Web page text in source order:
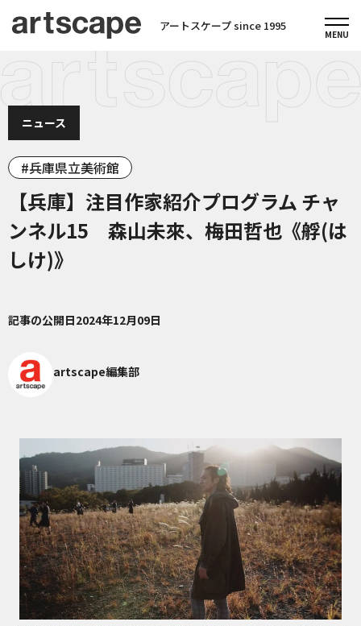
アートスケープ since 1995
ニュース
兵庫県立美術館
【兵庫】注目作家紹介プログラム チャ
ンネル15 森山未來、梅田哲也《艀(は
しけ)》
記事の公開日2024年12月09日
artscape編集部